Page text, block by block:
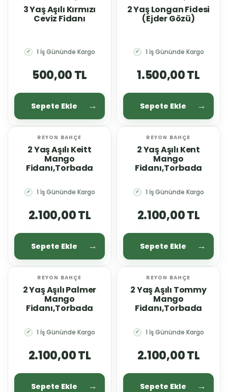
3 Yaş Aşılı Kırmızı
Ceviz Fidanı
✓ 1 İş Gününde Kargo
500,00 TL
Sepete Ekle
2 Yaş Longan Fidesi
(Ejder Gözü)
✓ 1 İş Gününde Kargo
1.500,00 TL
Sepete Ekle
REYON BAHÇE
2 Yaş Aşılı Keitt
Mango
Fidanı,Torbada
✓ 1 İş Gününde Kargo
2.100,00 TL
Sepete Ekle
REYON BAHÇE
2 Yaş Aşılı Kent
Mango
Fidanı,Torbada
✓ 1 İş Gününde Kargo
2.100,00 TL
Sepete Ekle
REYON BAHÇE
2 Yaş Aşılı Palmer
Mango
Fidanı,Torbada
✓ 1 İş Gününde Kargo
2.100,00 TL
Sepete Ekle
REYON BAHÇE
2 Yaş Aşılı Tommy
Mango
Fidanı,Torbada
✓ 1 İş Gününde Kargo
2.100,00 TL
Sepete Ekle